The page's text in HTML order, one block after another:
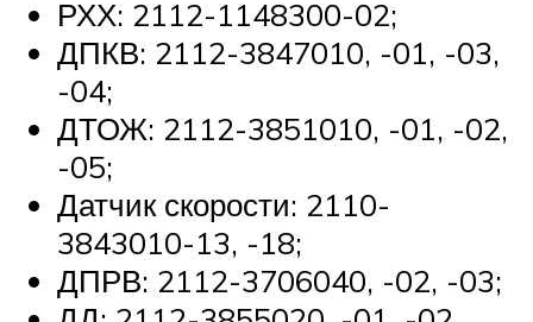
РХХ: 2112-1148300-02;
ДПКВ: 2112-3847010, -01, -03,
-04;
ДТОЖ: 2112-3851010, -01, -02,
-05;
Датчик скорости: 2110-
3843010-13, -18;
ДПРВ: 2112-3706040, -02, -03;